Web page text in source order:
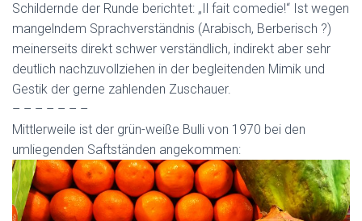
Schildernde der Runde berichtet: „Il fait comedie!“ Ist wegen
mangelndem Sprachverständnis (Arabisch, Berberisch ?)
meinerseits direkt schwer verständlich, indirekt aber sehr
deutlich nachzuvollziehen in der begleitenden Mimik und
Gestik der gerne zahlenden Zuschauer.
– – – – – – –
Mittlerweile ist der grün-weiße Bulli von 1970 bei den
umliegenden Saftständen angekommen: